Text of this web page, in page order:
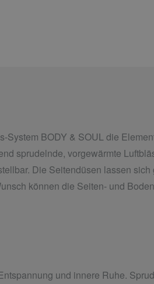
BODY & SOUL die
sprudelnde, vorgewärmte
Die Seitendüsen lassen
können die Seiten- und
und innere Ruhe.